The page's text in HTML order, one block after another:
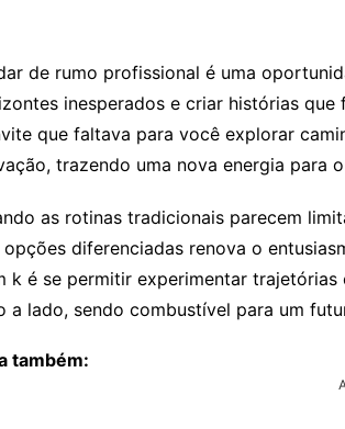
de rumo profissional é uma
inesperados e criar histórias
que faltava para você explorar
trazendo uma nova energia para
as rotinas tradicionais parecem
diferenciadas renova o
k é se permitir experimentar
a lado, sendo combustível para um
também: